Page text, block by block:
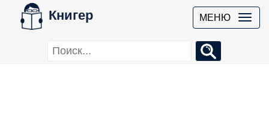
Книгер МЕНЮ